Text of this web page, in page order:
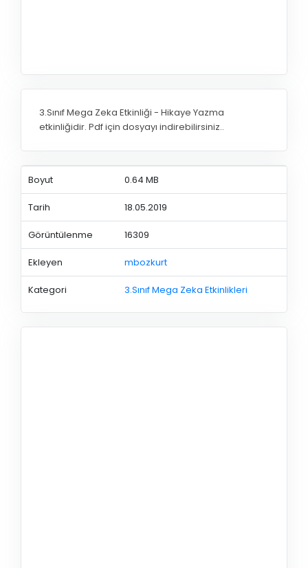
3.Sınıf Mega Zeka Etkinliği - Hikaye Yazma
etkinliğidir. Pdf için dosyayı indirebilirsiniz..
Boyut 0.64 MB
Tarih 18.05.2019
Görüntülenme 16309
Ekleyen mbozkurt
Kategori 3.Sınıf Mega Zeka Etkinlikleri